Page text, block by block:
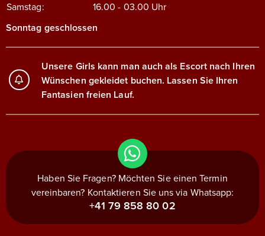
Samstag:
16.00 - 03.00 Uhr
Sonntag geschlossen
Unsere Girls kann man auch als Escort nach Ihren
Wünschen gekleidet buchen. Lassen Sie Ihren
Fantasien freien Lauf.
Haben Sie Fragen? Möchten Sie einen Termin
vereinbaren? Kontaktieren Sie uns via Whatsapp:
+41 79 858 80 02